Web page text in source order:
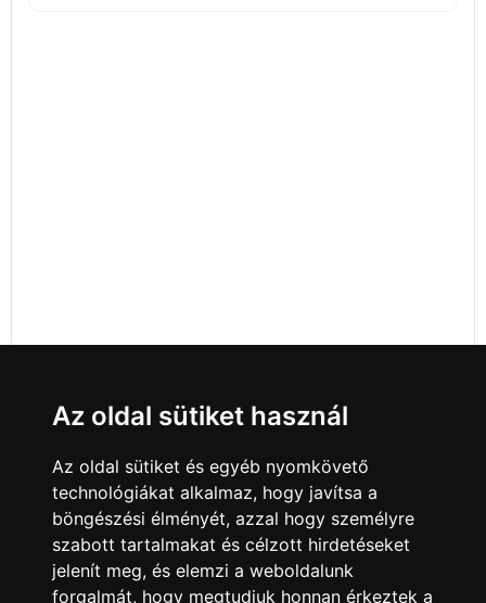
Az oldal sütiket használ
Az oldal sütiket és egyéb nyomkövető
technológiákat alkalmaz, hogy javítsa a
böngészési élményét, azzal hogy személyre
szabott tartalmakat és célzott hirdetéseket
jelenít meg, és elemzi a weboldalunk
forgalmát, hogy megtudjuk honnan érkeztek a